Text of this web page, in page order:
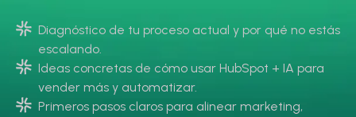
Diagnóstico de tu proceso actual y por qué no estás
escalando.
Ideas concretas de cómo usar HubSpot + IA para
vender más y automatizar.
Primeros pasos claros para alinear marketing,